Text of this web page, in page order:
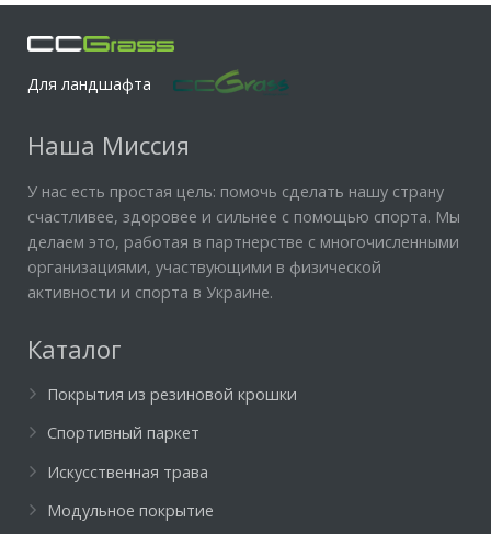
Для ландшафта
Наша Миссия
У нас есть простая цель: помочь сделать нашу страну
счастливее, здоровее и сильнее с помощью спорта. Мы
делаем это, работая в партнерстве с многочисленными
организациями, участвующими в физической
активности и спорта в Украине.
Каталог
Покрытия из резиновой крошки
Спортивный паркет
Искусственная трава
Модульное покрытие